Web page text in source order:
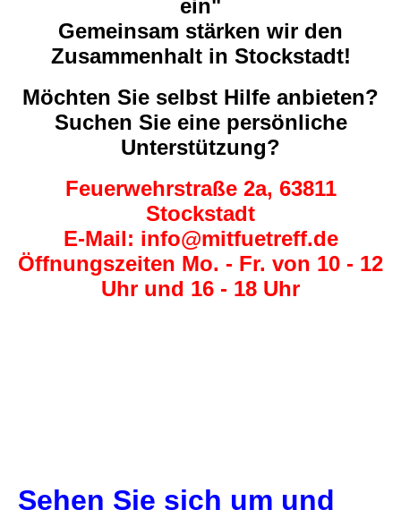
ein"
Gemeinsam stärken wir den
Zusammenhalt in Stockstadt!
Möchten Sie selbst Hilfe anbieten?
Suchen Sie eine persönliche
Unterstützung?
Feuerwehrstraße 2a, 63811
Stockstadt
E-Mail: info@mitfuetreff.de
Öffnungszeiten Mo. - Fr. von 10 - 12
Uhr und 16 - 18 Uhr
Sehen Sie sich um und